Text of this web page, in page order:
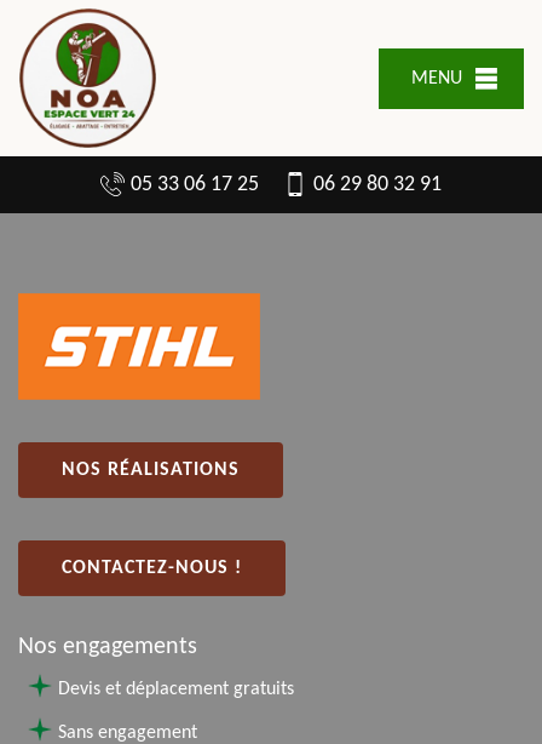
MENU
05 33 06 17 25 06 29 80 32 91
NOS RÉALISATIONS
CONTACTEZ-NOUS !
Nos engagements
Devis et déplacement gratuits
Sans engagement